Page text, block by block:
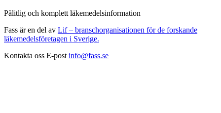
Pålitlig och komplett läkemedelsinformation
Fass är en del av Lif – branschorganisationen för de forskande
läkemedelsföretagen i Sverige.
Kontakta oss E-post info@fass.se